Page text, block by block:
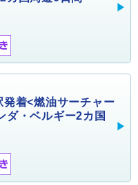
着<燃油サーチャー
ダ・ベルギー2カ国